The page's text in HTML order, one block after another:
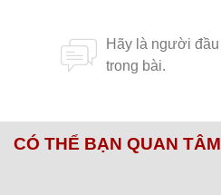
CÓ THỂ BẠN QUAN TÂM